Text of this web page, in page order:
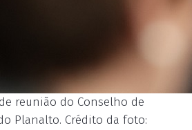
reunião do Conselho de
Planalto. Crédito da foto: